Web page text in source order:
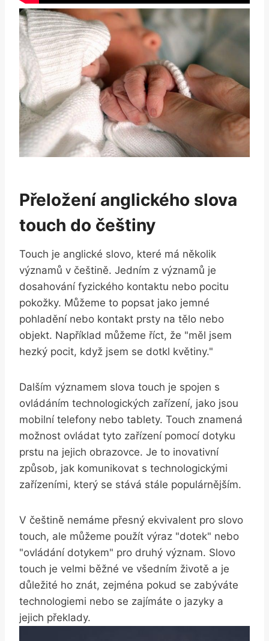
Přeložení anglického slova
touch do češtiny
Touch je anglické slovo, které má několik
významů v češtině. Jedním z významů je
dosahování fyzického kontaktu nebo pocitu
pokožky. Můžeme to popsat jako jemné
pohladění nebo kontakt prsty na tělo nebo
objekt. Například můžeme říct, že "měl jsem
hezký pocit, když jsem se dotkl květiny."
Dalším významem slova touch je spojen s
ovládáním technologických zařízení, jako jsou
mobilní telefony nebo tablety. Touch znamená
možnost ovládat tyto zařízení pomocí dotyku
prstu na jejich obrazovce. Je to inovativní
způsob, jak komunikovat s technologickými
zařízeními, který se stává stále populárnějším.
V češtině nemáme přesný ekvivalent pro slovo
touch, ale můžeme použít výraz "dotek" nebo
"ovládání dotykem" pro druhý význam. Slovo
touch je velmi běžné ve všedním životě a je
důležité ho znát, zejména pokud se zabýváte
technologiemi nebo se zajímáte o jazyky a
jejich překlady.